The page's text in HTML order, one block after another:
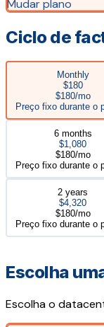
Mudar plano
Ciclo de
Monthly
$180
$180/mo
Preço fixo durante o
6 months
$1,080
$180/mo
Preço fixo durante o
2 years
$4,320
$180/mo
Preço fixo durante o
Escolha
Escolha o